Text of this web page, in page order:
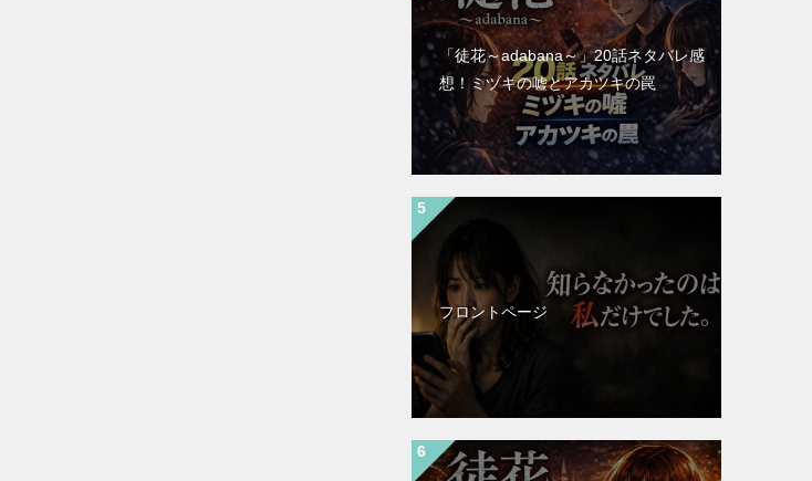
「徒花～adabana～」20話ネタバレ感
想！ミヅキの嘘とアカツキの罠
フロントページ